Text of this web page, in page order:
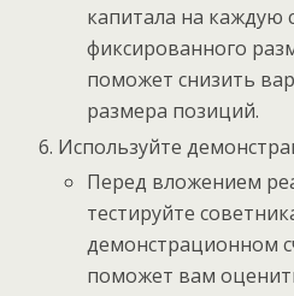
капитала на каждую
фиксированного
поможет снизить
размера позиций.
Используйте
Перед вложением
тестируйте
демонстрационном
поможет вам